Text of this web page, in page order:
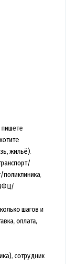
пишете
жильё).
поликлиника,
шагов и
оплата,
сотрудник